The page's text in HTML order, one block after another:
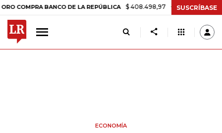
BANCO DE LA REPÚBLICA $ 408.498,97 +$ 8.753,81 +2,19%
SUSCRÍBASE
ECONOMÍA